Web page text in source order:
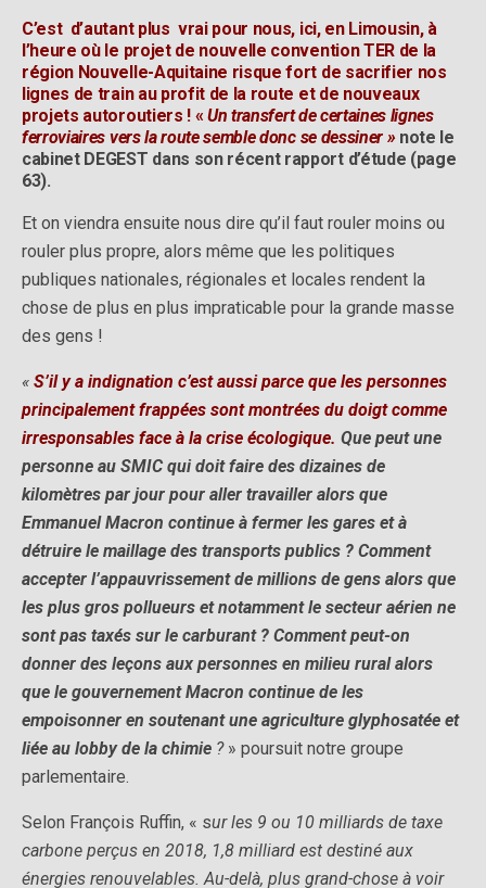
C’est d’autant plus vrai pour nous, ici, en Limousin, à
l’heure où le projet de nouvelle convention TER de la
région Nouvelle-Aquitaine risque fort de sacrifier nos
lignes de train au profit de la route et de nouveaux
projets autoroutiers ! «Un transfert de certaines lignes
ferroviaires vers la route semble donc se dessiner » note le
cabinet DEGEST dans son récent rapport d’étude (page
63).
Et on viendra ensuite nous dire qu’il faut rouler moins ou
rouler plus propre, alors même que les politiques
publiques nationales, régionales et locales rendent la
chose de plus en plus impraticable pour la grande masse
des gens !
« S’il y a indignation c’est aussi parce que les personnes
principalement frappées sont montrées du doigt comme
irresponsables face à la crise écologique. Que peut une
personne au SMIC qui doit faire des dizaines de
kilomètres par jour pour aller travailler alors que
Emmanuel Macron continue à fermer les gares et à
détruire le maillage des transports publics ? Comment
accepter l’appauvrissement de millions de gens alors que
les plus gros pollueurs et notamment le secteur aérien ne
sont pas taxés sur le carburant ? Comment peut-on
donner des leçons aux personnes en milieu rural alors
que le gouvernement Macron continue de les
empoisonner en soutenant une agriculture glyphosatée et
liée au lobby de la chimie ?» poursuit notre groupe
parlementaire.
Selon François Ruffin, « sur les 9 ou 10 milliards de taxe
carbone perçus en 2018, 1,8 milliard est destiné aux
énergies renouvelables. Au-delà, plus grand-chose à voir